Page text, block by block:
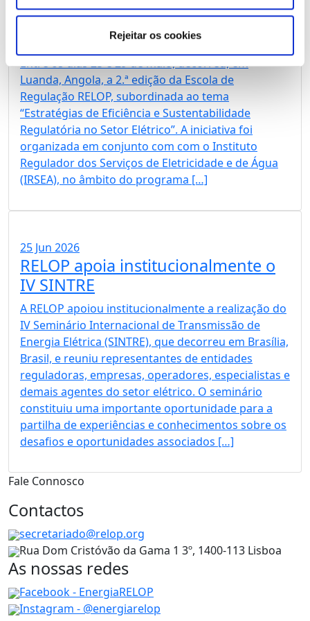
Rejeitar os cookies
Escola de Regulação RELOP em
Entre os dias 25 e 29 de maio, decorreu, em
Luanda, Angola, a 2.ª edição da Escola de
Regulação RELOP, subordinada ao tema
“Estratégias de Eficiência e Sustentabilidade
Regulatória no Setor Elétrico”. A iniciativa foi
organizada em conjunto com com o Instituto
Regulador dos Serviços de Eletricidade e de Água
(IRSEA), no âmbito do programa […]
25 Jun 2026
RELOP apoia institucionalmente o
IV SINTRE
A RELOP apoiou institucionalmente a realização do
IV Seminário Internacional de Transmissão de
Energia Elétrica (SINTRE), que decorreu em Brasília,
Brasil, e reuniu representantes de entidades
reguladoras, empresas, operadores, especialistas e
demais agentes do setor elétrico. O seminário
constituiu uma importante oportunidade para a
partilha de experiências e conhecimentos sobre os
desafios e oportunidades associados […]
Fale Connosco
Contactos
secretariado@relop.org
Rua Dom Cristóvão da Gama 1 3º, 1400-113 Lisboa
As nossas redes
Facebook - EnergiaRELOP
Instagram - @energiarelop